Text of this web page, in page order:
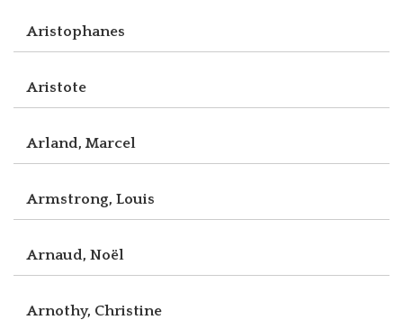
Aristophanes
Aristote
Arland, Marcel
Armstrong, Louis
Arnaud, Noël
Arnothy, Christine